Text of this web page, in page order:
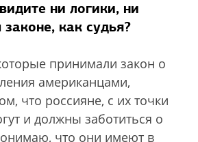
ни логики, ни
как судья?
принимали закон о
американцами,
что россияне, с их точки
и должны заботиться о
что они имеют в